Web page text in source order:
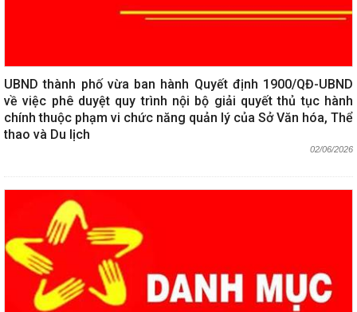
UBND thành phố vừa ban hành Quyết định 1900/QĐ-UBND
về việc phê duyệt quy trình nội bộ giải quyết thủ tục hành
chính thuộc phạm vi chức năng quản lý của Sở Văn hóa, Thể
thao và Du lịch
02/06/2026